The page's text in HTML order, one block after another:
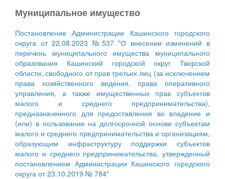
Муниципальное имущество
Постановление Администрации Кашинского городского
округа от 22.08.2023 №537 "О внесении изменений в
перечень муниципального имущества муниципального
образования Кашинский городской округ Тверской
области, свободного от прав третьих лиц (за исключением
права хозяйственного ведения, права оперативного
управления, а также имущественных прав субъектов
малого и среднего предпринимательства),
предназначенного для предоставления во владение и
(или) в пользование на долгосрочной основе субъектам
малого и среднего предпринимательства и организациям,
образующим инфраструктуру поддержки субъектов
малого и среднего предпринимательства, утвержденный
постановлением Администрации Кашинского городского
округа от 23.10.2019 № 784"